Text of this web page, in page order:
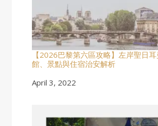
【2026巴黎第六區攻略】左岸聖日
館、景點與住宿治安解析
Date
April 3, 2022